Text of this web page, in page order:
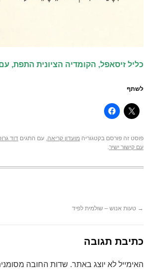
כליל זיסאפל, הקומדיה הציונית התפת, עם
לשתף
פוסט זה פורסם בקטגוריה מועדון קריאה, עם התגים דוד
עם קישור ישיר.
→ טעות אנוש – שולמית לפיד
כתיבת תגובה
האימייל לא יוצג באתר. שדות החובה